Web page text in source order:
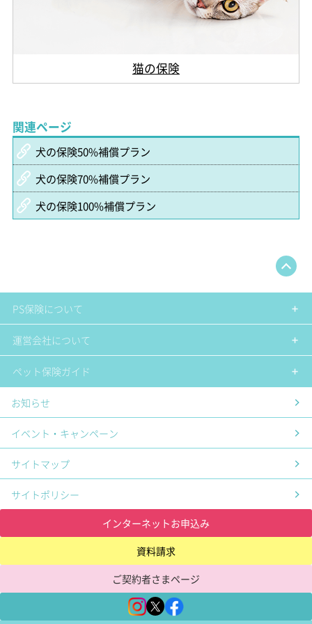
猫の保険
関連ページ
犬の保険50%補償プラン
犬の保険70%補償プラン
犬の保険100%補償プラン
PS保険について
運営会社について
ペット保険ガイド
お知らせ
イベント・キャンペーン
サイトマップ
サイトポリシー
インターネットお申込み
資料請求
ご契約者さまページ